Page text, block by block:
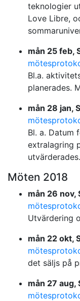
teknologier
Love Libre,
mån 25 feb,
Bl.a.
planerades.
mån 28 jan,
Bl. a. Datum
extralagring
utvärderades.
Möten 2018
mån 26 nov,
Utvärdering
mån 22 okt,
det säljs på
mån 27